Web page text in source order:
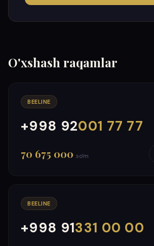
O'xshash raqamlar
BEELINE
+998 92001 77 77
000
999
70 675 000 so'm
BEELINE
+998 91331 00 00
000
999